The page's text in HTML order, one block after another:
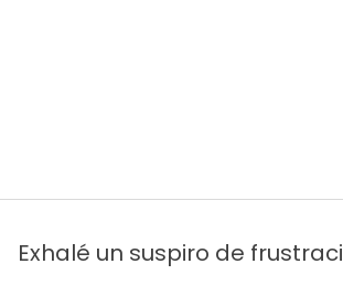
Exhalé un suspiro de